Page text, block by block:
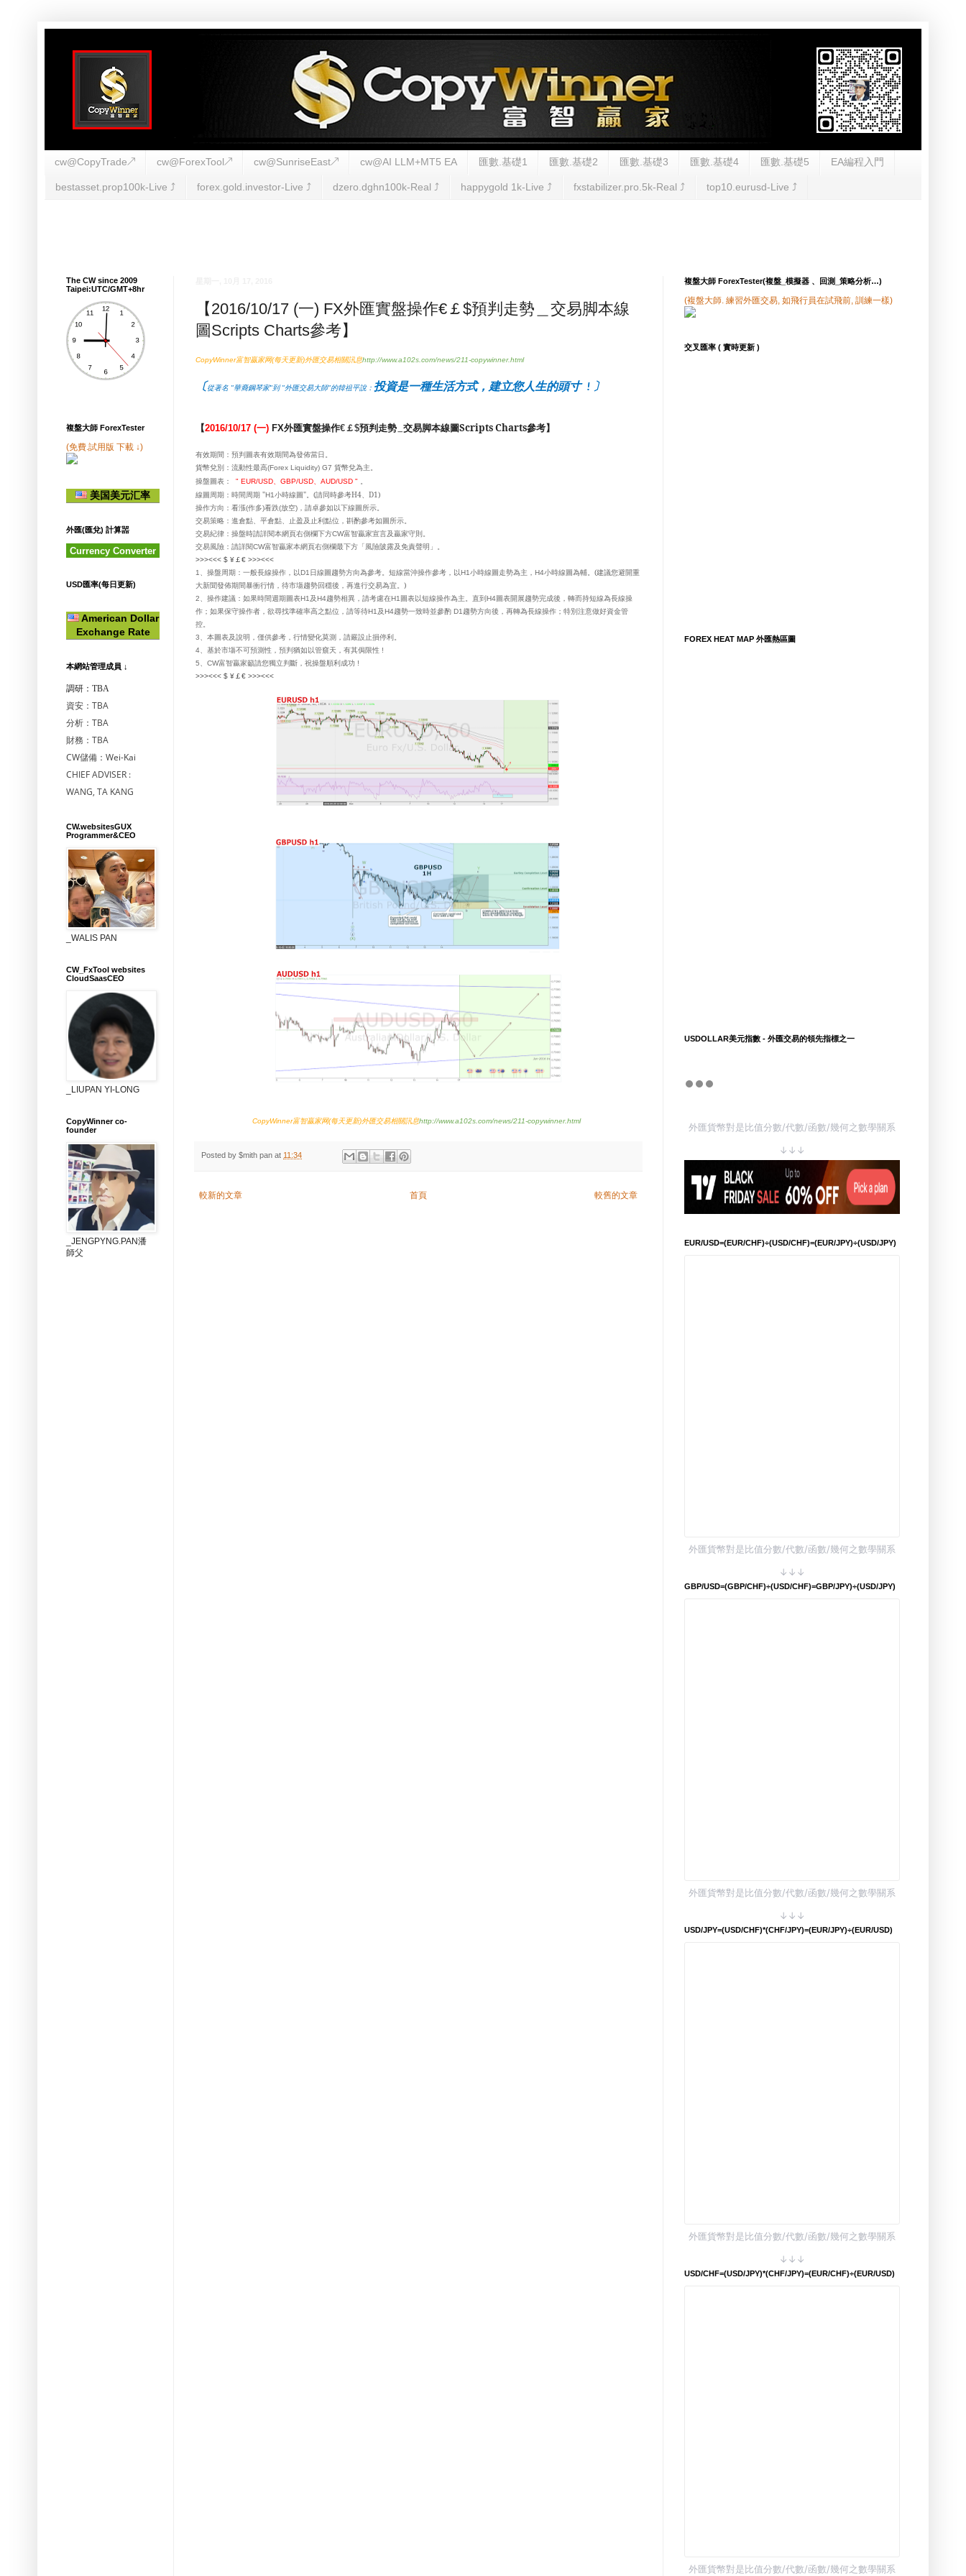
cw@CopyTrade↗ cw@ForexTool↗ cw@SunriseEast↗ cw@AI LLM+MT5 EA 匯數.基礎1 匯數.基礎2 匯數.基礎3 匯數.基礎4 匯數.基礎5 EA編程入門
bestasset.prop100k-Live ⤴︎ forex.gold.investor-Live ⤴︎ dzero.dghn100k-Real ⤴︎ happygold 1k-Live ⤴︎ fxstabilizer.pro.5k-Real ⤴︎ top10.eurusd-Live ⤴︎
【2016/10/17 (一) FX外匯實盤操作€￡$預判走勢＿交易脚本線
圖Scripts Charts參考】
CopyWinner富智贏家网(每天更新)外匯交易相關訊息http://www.a102s.com/news/211-copywinner.html
〔從著名 "華裔鋼琴家"到 "外匯交易大師"的韓祖平說： 投資是一種生活方式，建立您人生的頭寸! 〕
【2016/10/17 (一) FX外匯實盤操作€￡$預判走勢 交易脚本線圖Scripts Charts參考】
有效期間： 預判圖表有效期間為發佈當日。
貨幣兌別： 流動性最高(Forex Liquidity) G7 貨幣兌為主。
操盤圖表 ： " EUR/USD、 GBP/USD、 AUD/USD " 。
線圖周期：時間周期 "H1小時線圖"。(請同時參考H4、D1)
操作方向：看漲(作多)看跌(放空) ，請卓參如以下線圖所示。
交易策略：進倉點、平倉點、止盈及止利點位，斟酌參考如圖所示。
交易紀律：操盤時請詳閱本網頁右側欄下方CW富智贏家宣言及贏家守則。
交易風險：請詳閱CW富智贏家本網頁右側欄最下方「風險陂露及免責聲明」。
>>><<< $ ¥￡€ >>><<<
1、操盤周期：一般長線操作，以D1日線圖趨勢方向為參考。短線當沖操作參考，以H1小時線圖走勢為主， H4小時線圖為輔。(建議您避開重
大新聞發佈期間暴衝行情，待市塲趨勢回穩後，再進行交易為宜。)
2、操作建議：如果時間週期圖表H1及H4趨勢相異，請考慮在H1圖表以短線操作為主。直到H4圖表開展趨勢完成後，轉而持短線為長線操
作；如果保守操作者，欲尋找準確率高之點位，請等待H1及H4趨勢一致時並參酌 D1趨勢方向後，再轉為長線操作；特別注意做好資金管
控。
3、本圖表及說明，僅供參考，行情變化莫測，請嚴設止損停利。
4、基於市塲不可預測性，預判猶如以管窺天，有其侷限性 !
5、 CW富智贏家籲請您獨立判斷，祝操盤順利成功 !
>>><<< $ ¥￡€ >>><<<
CopyWinner富智贏家网(每天更新)外匯交易相關訊息http://www.a102s.com/news/211-copywinner.html
Posted by $mith pan at 11:34
較新的文章 較舊的文章
首頁
The CW since 2009
Taipei:UTC/GMT+8hr
複盤大師 ForexTester
(免費.試用版 下載 ↓)
美国美元汇率
外匯(匯兌) 計算噐
Currency Converter
USD匯率(每日更新)
American Dollar
Exchange Rate
本網站管理成員 ↓
調研：TBA
資安：TBA
分析：TBA
財務：TBA
CW儲備：Wei-Kai
CHIEF ADVISER :
WANG, TA KANG
CW.websitesGUX
Programmer&CEO
_WALIS PAN
CW_FxTool websites
CloudSaasCEO
_LIUPAN YI-LONG
CopyWinner co-
founder
_JENGPYNG.PAN潘
師父
複盤大師 ForexTester(複盤_模擬器 、回測_策略分析…)
(複盤大師. 練習外匯交易, 如飛行員在試飛前, 訓練一樣)
交叉匯率 ( 實時更新 )
FOREX HEAT MAP 外匯熱區圖
USDOLLAR美元指數 - 外匯交易的領先指標之一
外匯貨幣對是比值分數/代數/函數/幾何之數學關系
↓↓↓
EUR/USD=(EUR/CHF)÷(USD/CHF)=(EUR/JPY)÷(USD/JPY)
外匯貨幣對是比值分數/代數/函數/幾何之數學關系
↓↓↓
GBP/USD=(GBP/CHF)÷(USD/CHF)=GBP/JPY)÷(USD/JPY)
外匯貨幣對是比值分數/代數/函數/幾何之數學關系
↓↓↓
USD/JPY=(USD/CHF)*(CHF/JPY)=(EUR/JPY)÷(EUR/USD)
外匯貨幣對是比值分數/代數/函數/幾何之數學關系
↓↓↓
USD/CHF=(USD/JPY)*(CHF/JPY)=(EUR/CHF)÷(EUR/USD)
外匯貨幣對是比值分數/代數/函數/幾何之數學關系